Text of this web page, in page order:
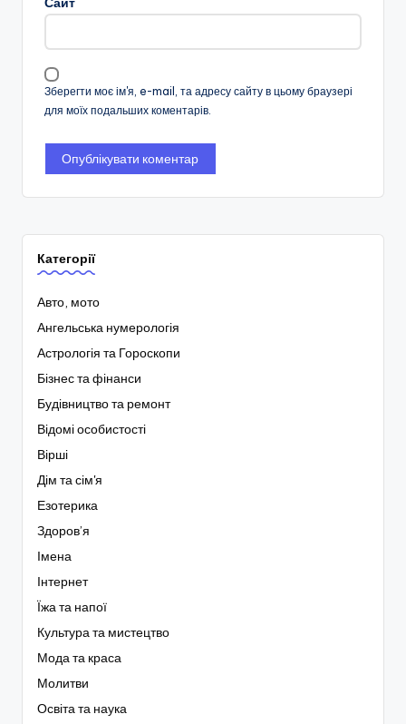
Зберегти моє ім'я, e-mail, та адресу сайту в цьому браузері
для моїх подальших коментарів.
Категорії
Авто, мото
Ангельська нумерологія
Астрологія та Гороскопи
Бізнес та фінанси
Будівництво та ремонт
Відомі особистості
Вірші
Дім та сім'я
Езотерика
Здоров’я
Імена
Інтернет
Їжа та напої
Культура та мистецтво
Мода та краса
Молитви
Освіта та наука